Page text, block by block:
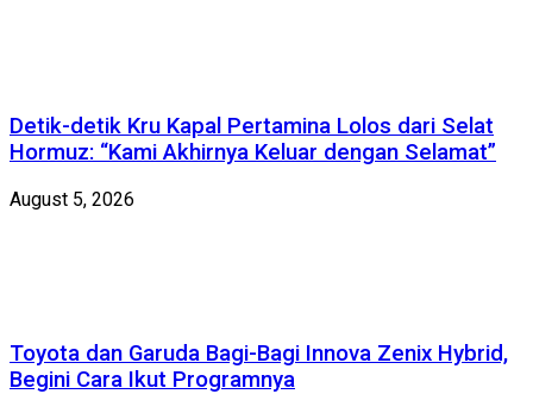
Detik-detik Kru Kapal Pertamina Lolos dari Selat
Hormuz: “Kami Akhirnya Keluar dengan Selamat”
August 5, 2026
Toyota dan Garuda Bagi-Bagi Innova Zenix Hybrid,
Begini Cara Ikut Programnya